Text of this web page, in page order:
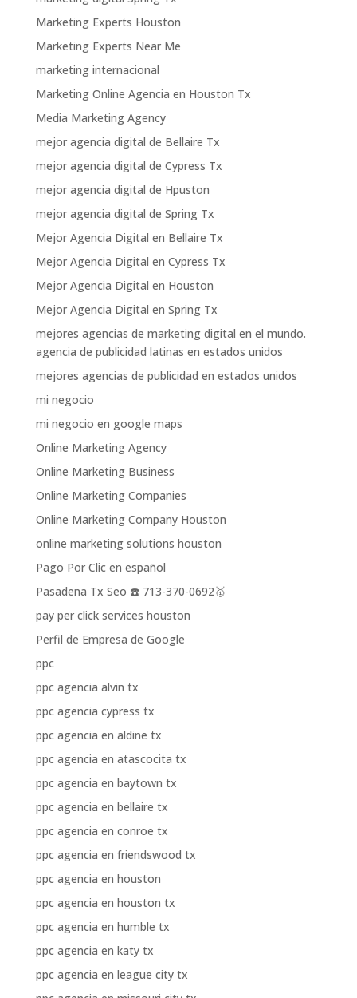
Marketing Experts Houston
Marketing Experts Near Me
marketing internacional
Marketing Online Agencia en Houston Tx
Media Marketing Agency
mejor agencia digital de Bellaire Tx
mejor agencia digital de Cypress Tx
mejor agencia digital de Hpuston
mejor agencia digital de Spring Tx
Mejor Agencia Digital en Bellaire Tx
Mejor Agencia Digital en Cypress Tx
Mejor Agencia Digital en Houston
Mejor Agencia Digital en Spring Tx
mejores agencias de marketing digital en el mundo.
agencia de publicidad latinas en estados unidos
mejores agencias de publicidad en estados unidos
mi negocio
mi negocio en google maps
Online Marketing Agency
Online Marketing Business
Online Marketing Companies
Online Marketing Company Houston
online marketing solutions houston
Pago Por Clic en español
Pasadena Tx Seo ☎️ 713-370-0692🥇
pay per click services houston
Perfil de Empresa de Google
ppc
ppc agencia alvin tx
ppc agencia cypress tx
ppc agencia en aldine tx
ppc agencia en atascocita tx
ppc agencia en baytown tx
ppc agencia en bellaire tx
ppc agencia en conroe tx
ppc agencia en friendswood tx
ppc agencia en houston
ppc agencia en houston tx
ppc agencia en humble tx
ppc agencia en katy tx
ppc agencia en league city tx